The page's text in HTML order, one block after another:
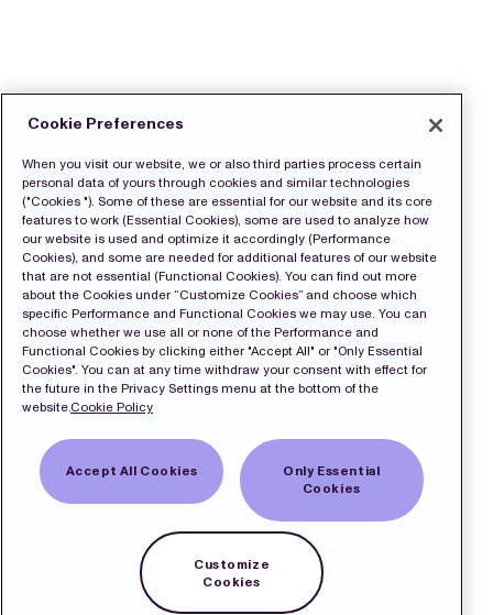
Cookie Preferences
When you visit our website, we or also third parties process certain
personal data of yours through cookies and similar technologies
("Cookies "). Some of these are essential for our website and its core
features to work (Essential Cookies), some are used to analyze how
our website is used and optimize it accordingly (Performance
Cookies), and some are needed for additional features of our website
that are not essential (Functional Cookies). You can find out more
about the Cookies under “Customize Cookies” and choose which
specific Performance and Functional Cookies we may use. You can
choose whether we use all or none of the Performance and
Functional Cookies by clicking either "Accept All" or "Only Essential
Cookies". You can at any time withdraw your consent with effect for
the future in the Privacy Settings menu at the bottom of the
website.Cookie Policy
Accept All Cookies
Only Essential
Cookies
Customize
Cookies